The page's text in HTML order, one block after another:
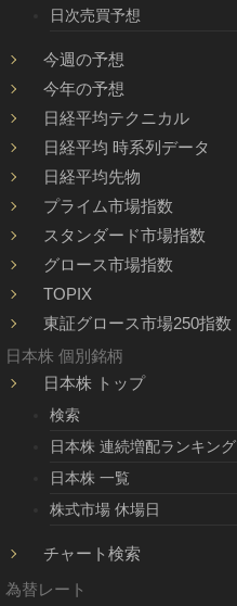
日次売買予想
今週の予想
今年の予想
日経平均テクニカル
日経平均 時系列データ
日経平均先物
プライム市場指数
スタンダード市場指数
グロース市場指数
TOPIX
東証グロース市場250指数
日本株 個別銘柄
日本株 トップ
検索
日本株 連続増配ランキング
日本株 一覧
株式市場 休場日
チャート検索
為替レート